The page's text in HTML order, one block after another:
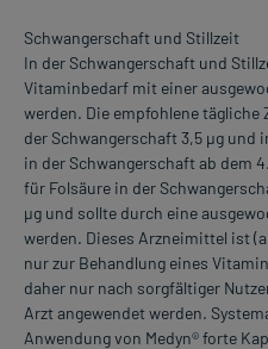
Schwangerschaft und Stillzeit
In der Schwangerschaft und
Vitaminbedarf mit einer
werden. Die empfohlene
der Schwangerschaft 3,5 µg und
in der Schwangerschaft ab dem
für Folsäure in der
µg und sollte durch eine
werden. Dieses Arzneimittel ist
nur zur Behandlung eines
daher nur nach sorgfältiger
Arzt angewendet werden.
Anwendung von Medyn® forte